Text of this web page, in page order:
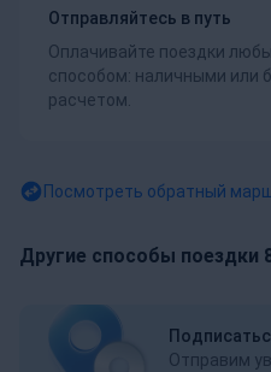
Отправляйтесь в путь
Оплачивайте поездки
способом: наличными или
расчетом.
Посмотреть обратный
Другие способы поездки
Отправим